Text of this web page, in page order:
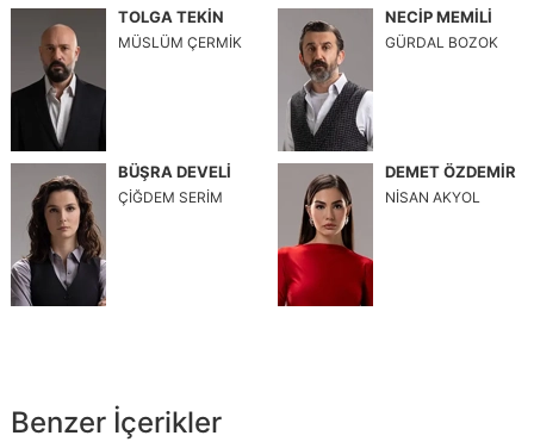
TOLGA TEKİN
MÜSLÜM ÇERMİK
NECİP MEMİLİ
GÜRDAL BOZOK
BÜŞRA DEVELİ
ÇİĞDEM SERİM
DEMET ÖZDEMİR
NİSAN AKYOL
Benzer İçerikler